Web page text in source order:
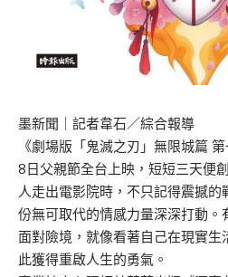
墨新聞 ｜記者韋石／綜合報導
《劇場版「鬼滅之刃」無限城篇
8日父親節全台上映，短短三天便
人走出電影院時，不只記得震撼
份無可取代的情感力量深深打動。
面對險境，就像看著自己在現實生
此獲得重啟人生的勇氣。